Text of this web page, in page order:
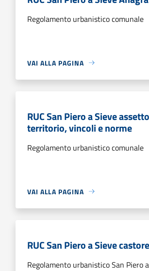
Regolamento urbanistico comunale
VAI ALLA PAGINA
RUC San Piero a Sieve
territorio, vincoli e norme
Regolamento urbanistico comunale
VAI ALLA PAGINA
RUC San Piero a Sieve castore
Regolamento urbanistico San Piero